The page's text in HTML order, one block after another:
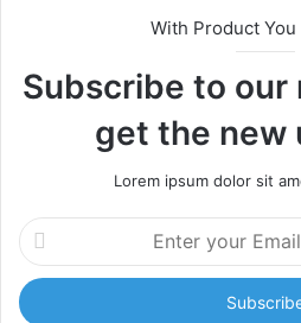
With Product You
Subscribe to our
get the new
Lorem ipsum dolor sit
Enter
your
Email
address